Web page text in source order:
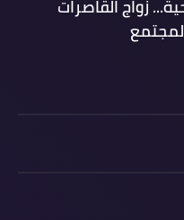
زواج القاصرات